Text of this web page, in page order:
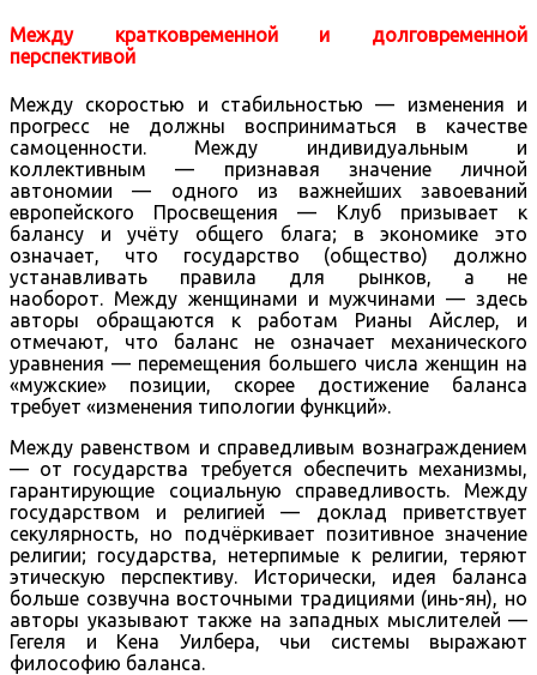
Между кратковременной и долговременной
перспективой
Между скоростью и стабильностью — изменения и
прогресс не должны восприниматься в качестве
самоценности. Между индивидуальным и
коллективным — признавая значение личной
автономии — одного из важнейших завоеваний
европейского Просвещения — Клуб призывает к
балансу и учёту общего блага; в экономике это
означает, что государство (общество) должно
устанавливать правила для рынков, а не
наоборот. Между женщинами и мужчинами — здесь
авторы обращаются к работам Рианы Айслер, и
отмечают, что баланс не означает механического
уравнения — перемещения большего числа женщин на
«мужские» позиции, скорее достижение баланса
требует «изменения типологии функций».
Между равенством и справедливым вознаграждением
— от государства требуется обеспечить механизмы,
гарантирующие социальную справедливость. Между
государством и религией — доклад приветствует
секулярность, но подчёркивает позитивное значение
религии; государства, нетерпимые к религии, теряют
этическую перспективу. Исторически, идея баланса
больше созвучна восточными традициями (инь-ян), но
авторы указывают также на западных мыслителей —
Гегеля и Кена Уилбера, чьи системы выражают
философию баланса.